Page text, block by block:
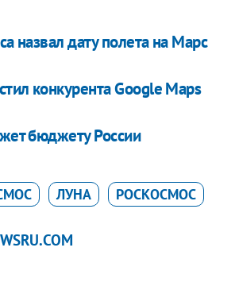
назвал дату полета на Марс
конкурента Google Maps
бюджету России
ЛУНА РОСКОСМОС